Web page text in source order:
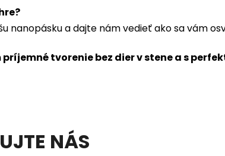
nanopásku a dajte nám vedieť ako sa vám
príjemné tvorenie bez dier v stene a s
NÁS